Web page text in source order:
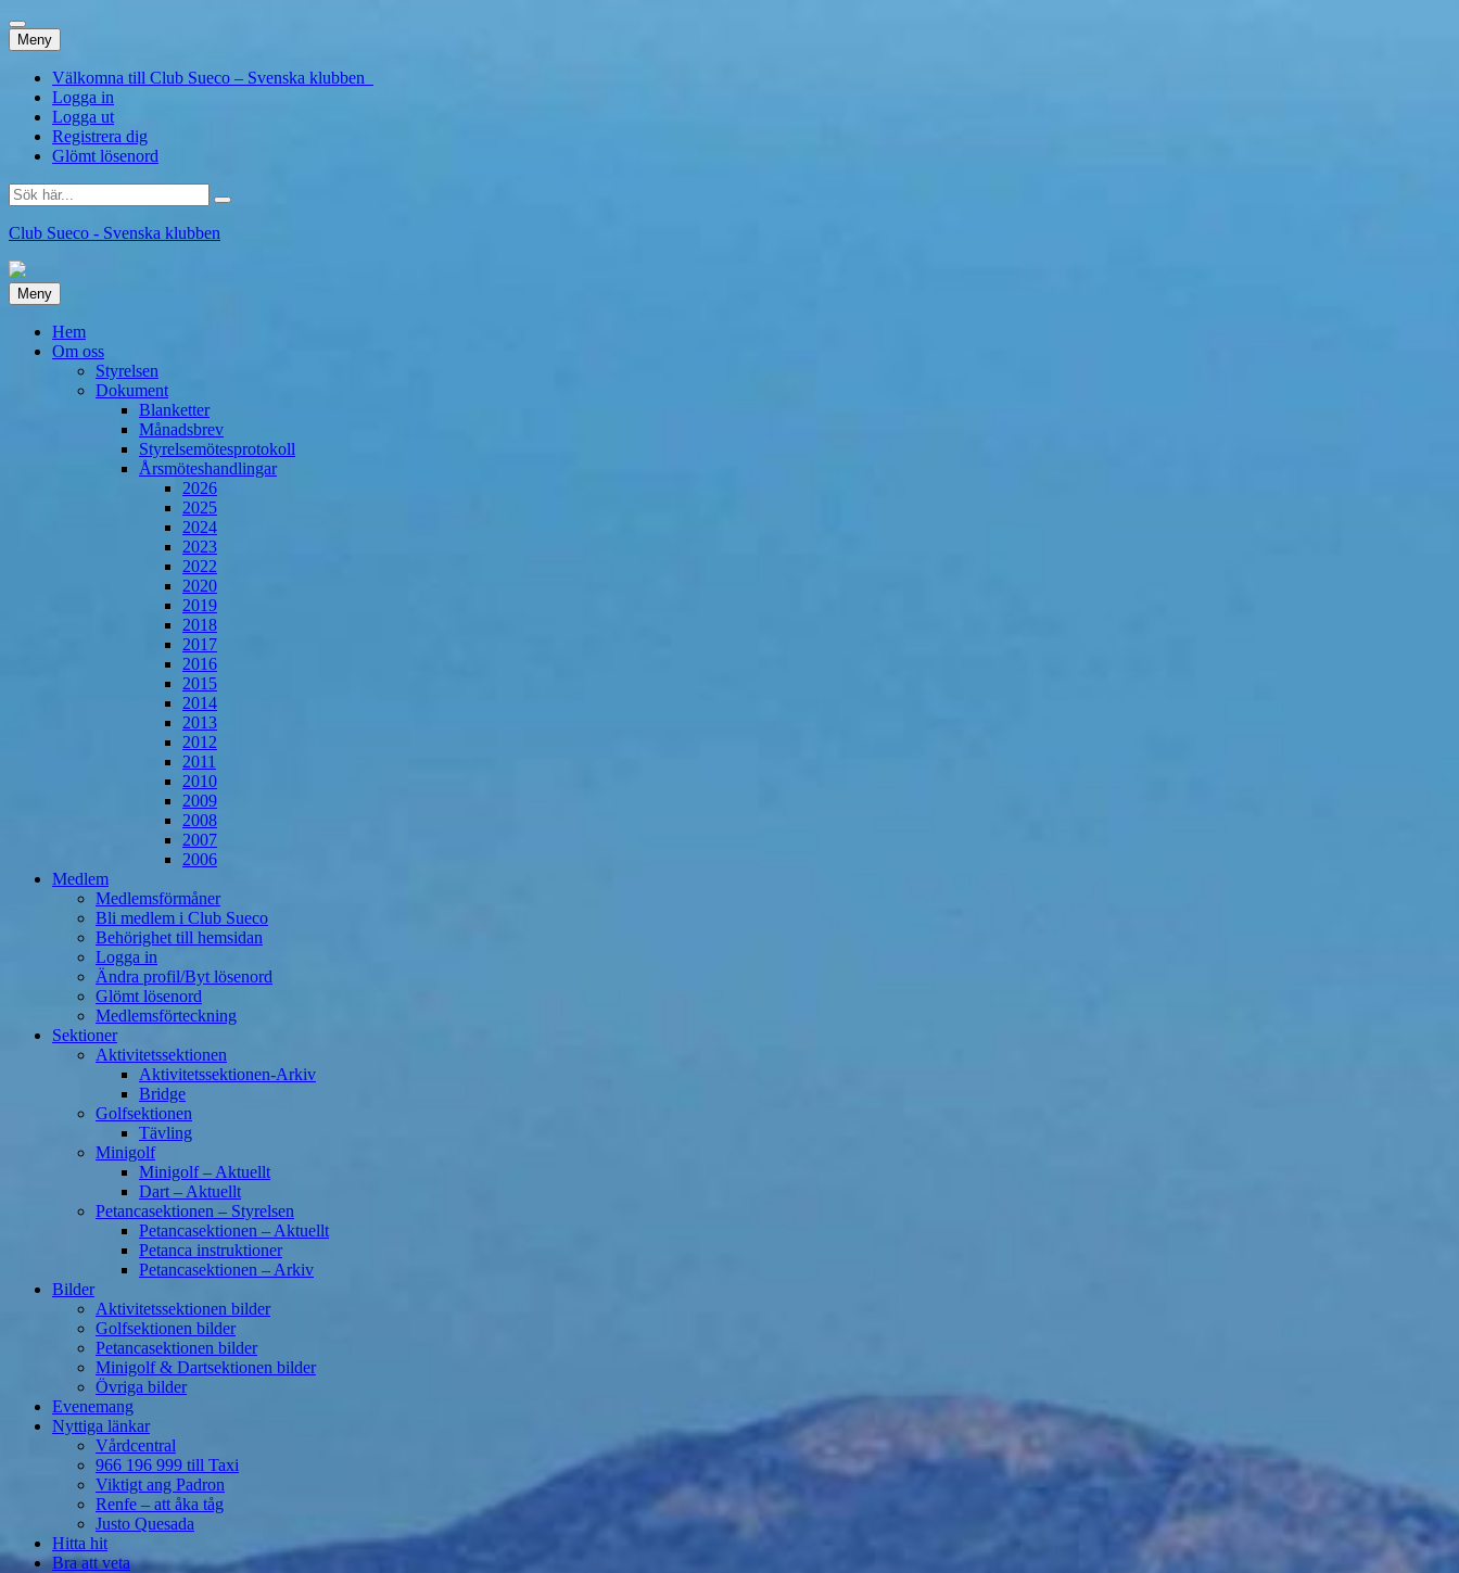
Meny Hoppa
till
innehåll
Välkomna till Club Sueco – Svenska klubben
Logga in
Logga ut
Registrera dig
Glömt lösenord
Sök
efter:
Club Sueco - Svenska klubben
Meny Hoppa
till
innehåll
Hem
Om oss
Styrelsen
Dokument
Blanketter
Månadsbrev
Styrelsemötesprotokoll
Årsmöteshandlingar
2026
2025
2024
2023
2022
2020
2019
2018
2017
2016
2015
2014
2013
2012
2011
2010
2009
2008
2007
2006
Medlem
Medlemsförmåner
Bli medlem i Club Sueco
Behörighet till hemsidan
Logga in
Ändra profil/Byt lösenord
Glömt lösenord
Medlemsförteckning
Sektioner
Aktivitetssektionen
Aktivitetssektionen-Arkiv
Bridge
Golfsektionen
Tävling
Minigolf
Minigolf – Aktuellt
Dart – Aktuellt
Petancasektionen – Styrelsen
Petancasektionen – Aktuellt
Petanca instruktioner
Petancasektionen – Arkiv
Bilder
Aktivitetssektionen bilder
Golfsektionen bilder
Petancasektionen bilder
Minigolf & Dartsektionen bilder
Övriga bilder
Evenemang
Nyttiga länkar
Vårdcentral
966 196 999 till Taxi
Viktigt ang Padron
Renfe – att åka tåg
Justo Quesada
Hitta hit
Bra att veta